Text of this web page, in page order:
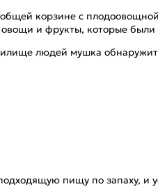
корзине с
и фрукты, которые
людей мушка
пищу по запаху, и